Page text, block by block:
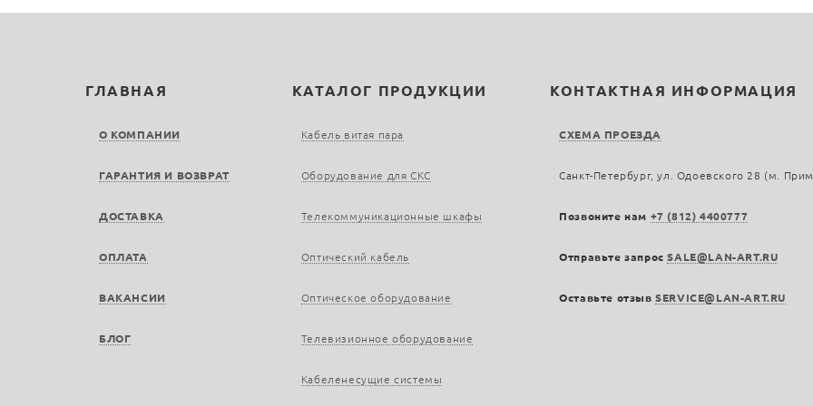
ГЛАВНАЯ
О КОМПАНИИ
ГАРАНТИЯ И ВОЗВРАТ
ДОСТАВКА
ОПЛАТА
ВАКАНСИИ
БЛОГ
КАТАЛОГ ПРОДУКЦИИ
Кабель витая пара
Оборудование для СКС
Телекоммуникационные шкафы
Оптический кабель
Оптическое оборудование
Телевизионное оборудование
Кабеленесущие системы
КОНТАКТНАЯ ИНФОРМАЦИЯ
СХЕМА ПРОЕЗДА
Санкт-Петербург, ул. Одоевского 28 (м.
Позвоните нам +7 (812) 4400777
Отправьте запросSALE@LAN-ART.RU
Оставьте отзывSERVICE@LAN-ART.RU